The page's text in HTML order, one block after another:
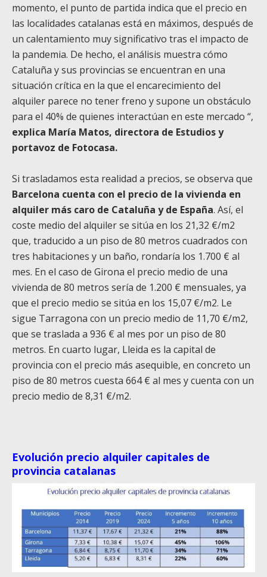
momento, el punto de partida indica que el precio en
las localidades catalanas está en máximos, después de
un calentamiento muy significativo tras el impacto de
la pandemia. De hecho, el análisis muestra cómo
Cataluña y sus provincias se encuentran en una
situación crítica en la que el encarecimiento del
alquiler parece no tener freno y supone un obstáculo
para el 40% de quienes interactúan en este mercado “,
explica María Matos, directora de Estudios y
portavoz de Fotocasa.
Si trasladamos esta realidad a precios, se observa que
Barcelona cuenta con el precio de la vivienda en
alquiler más caro de Cataluña y de España. Así, el
coste medio del alquiler se sitúa en los 21,32 €/m2
que, traducido a un piso de 80 metros cuadrados con
tres habitaciones y un baño, rondaría los 1.700 € al
mes. En el caso de Girona el precio medio de una
vivienda de 80 metros sería de 1.200 € mensuales, ya
que el precio medio se sitúa en los 15,07 €/m2. Le
sigue Tarragona con un precio medio de 11,70 €/m2,
que se traslada a 936 € al mes por un piso de 80
metros. En cuarto lugar, Lleida es la capital de
provincia con el precio más asequible, en concreto un
piso de 80 metros cuesta 664 € al mes y cuenta con un
precio medio de 8,31 €/m2.
Evolución precio alquiler capitales de
provincia catalanas